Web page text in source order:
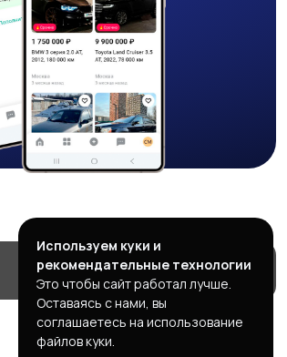
Используем куки и
рекомендательные технологии
Это чтобы сайт работал лучше.
Оставаясь с нами, вы
соглашаетесь на использование
файлов куки.